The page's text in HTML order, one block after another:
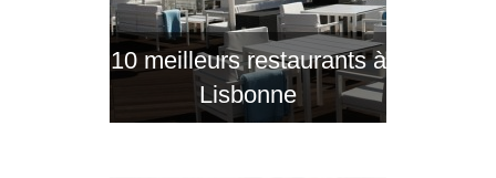
10 meilleurs restaurants à
Lisbonne